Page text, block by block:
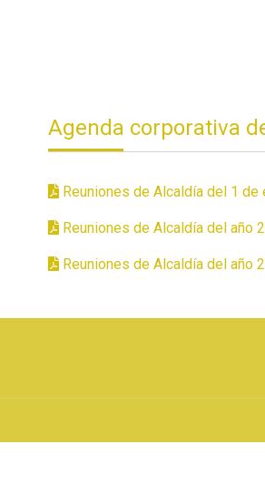
Agenda corporativa
Reuniones de Alcaldía del 1
Reuniones de Alcaldía del año
Reuniones de Alcaldía del año